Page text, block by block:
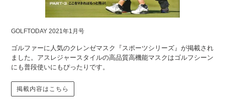
GOLFTODAY 2021年1月号
ゴルファーに人気のクレンゼマスク『スポーツシリーズ』が掲載され
ました。アスレジャースタイルの高品質高機能マスクはゴルフシーン
にも普段使いにもぴったりです。
掲載内容はこちら